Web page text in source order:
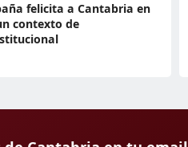
felicita a Cantabria en
contexto de